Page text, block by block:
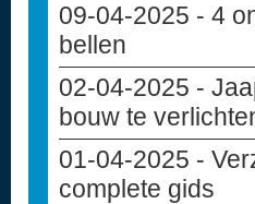
09-04-2025 - 4
bellen
02-04-2025 -
bouw te
01-04-2025 -
complete gids